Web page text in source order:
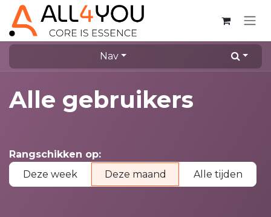
Overslaan naar inhoud
Nav
Alle gebruikers
Rangschikken op:
Deze week
Deze maand Alle tijden